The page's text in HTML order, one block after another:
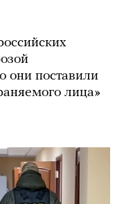
они поставили
лица»